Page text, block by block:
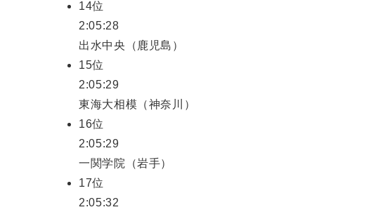
14位
2:05:28
出水中央（鹿児島）
15位
2:05:29
東海大相模（神奈川）
16位
2:05:29
一関学院（岩手）
17位
2:05:32